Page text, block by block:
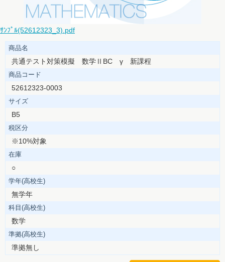
ｻﾝﾌﾟﾙ(52612323_3).pdf
商品名
共通テスト対策模擬 数学ⅡBC γ 新課程
商品コード
52612323-0003
サイズ
B5
税区分
※10%対象
在庫
○
学年(高校生)
無学年
科目(高校生)
数学
準拠(高校生)
準拠無し